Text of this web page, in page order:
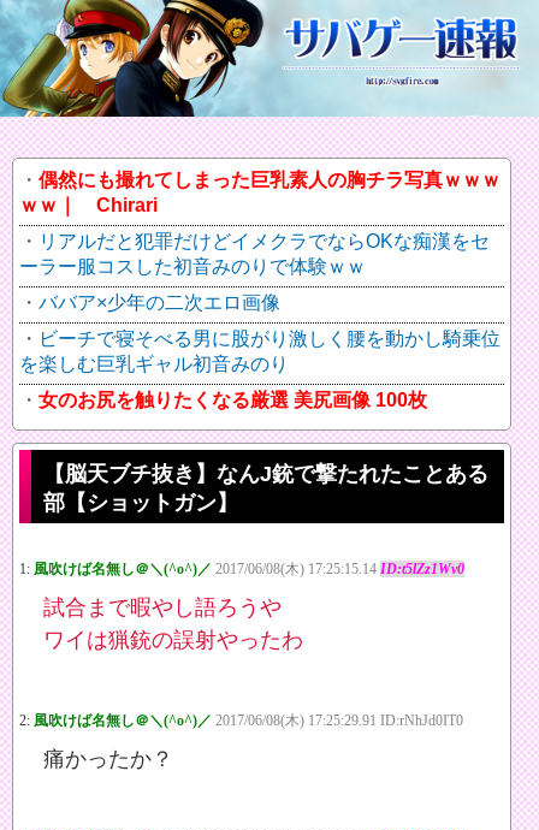
偶然にも撮れてしまった巨乳素人の胸チラ写真ｗｗｗ
ｗｗ｜ Chirari
リアルだと犯罪だけどイメクラでならOKな痴漢をセ
ーラー服コスした初音みのりで体験ｗｗ
ババア×少年の二次エロ画像
ビーチで寝そべる男に股がり激しく腰を動かし騎乗位
を楽しむ巨乳ギャル初音みのり
女のお尻を触りたくなる厳選 美尻画像 100枚
【脳天ブチ抜き】なんJ銃で撃たれたことある
部【ショットガン】
1: 風吹けば名無し＠＼(^o^)／ 2017/06/08(木) 17:25:15.14 ID:t5lZz1Wv0
試合まで暇やし語ろうや
ワイは猟銃の誤射やったわ
2: 風吹けば名無し＠＼(^o^)／ 2017/06/08(木) 17:25:29.91 ID:rNhJd0IT0
痛かったか？